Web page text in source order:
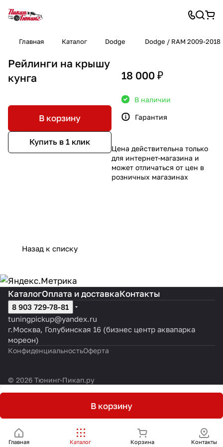
Главная Каталог Dodge Dodge / RAM 2009-2018
Рейлинги на крышу
кунга
В корзину
Купить в 1 клик
18 000 ₽
В наличии
Гарантия
Цена действительна только
для интернет-магазина и
может отличаться от цен в
розничных магазинах
Назад к списку
В корзину
Главная Каталог Корзина Контакты
КаталогОплата и доставкаКонтакты
8 903 729-78-81
tuningpickup@yandex.ru
г.Москва, Голубинская 16 (бизнес центр аквапарка
мореон)
КонфиденциальностьОферта
© 2026 Тюнинг-Пикап.ру